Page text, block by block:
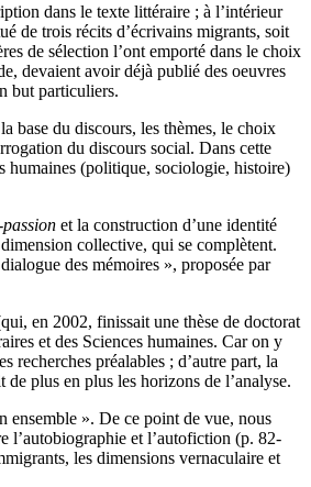
dans le texte littéraire ; à l’intérieur
de trois récits d’écrivains migrants, soit
de sélection l’ont emporté dans le choix
devaient avoir déjà publié des oeuvres
but particuliers.
base du discours, les thèmes, le choix
du discours social. Dans cette
humaines (politique, sociologie, histoire)
et la construction d’une identité
collective, qui se complètent.
des mémoires », proposée par
en 2002, finissait une thèse de doctorat
et des Sciences humaines. Car on y
recherches préalables ; d’autre part, la
plus en plus les horizons de l’analyse.
ensemble ». De ce point de vue, nous
l’autobiographie et l’autofiction (p. 82-
les dimensions vernaculaire et